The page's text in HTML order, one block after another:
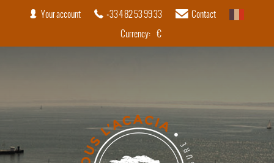
Your account +33 4 82 53 99 33 Contact
Currency: €